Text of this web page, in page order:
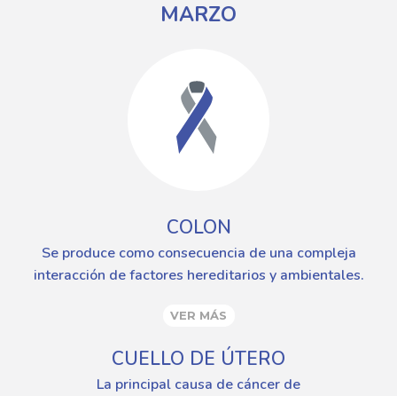
MARZO
COLON
Se produce como consecuencia de una compleja
interacción de factores hereditarios y ambientales.
VER MÁS
CUELLO DE ÚTERO
La principal causa de cáncer de